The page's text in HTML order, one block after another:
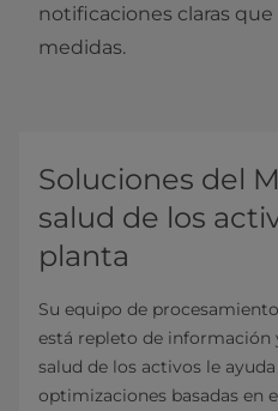
notificaciones claras
medidas.
Soluciones del
salud de los
planta
Su equipo de
está repleto de información
salud de los activos le
optimizaciones basadas en